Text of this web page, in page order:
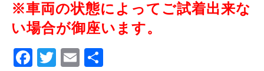
※車両の状態によってご試着出来な
い場合が御座います。
Facebook
Twitter
EmailShare